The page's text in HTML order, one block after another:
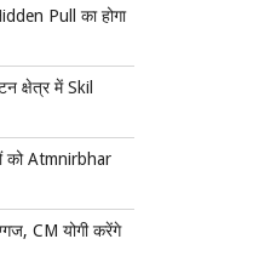
Pull का होगा
क्षेत्र में Skil
को Atmnirbhar
CM योगी करेंगे